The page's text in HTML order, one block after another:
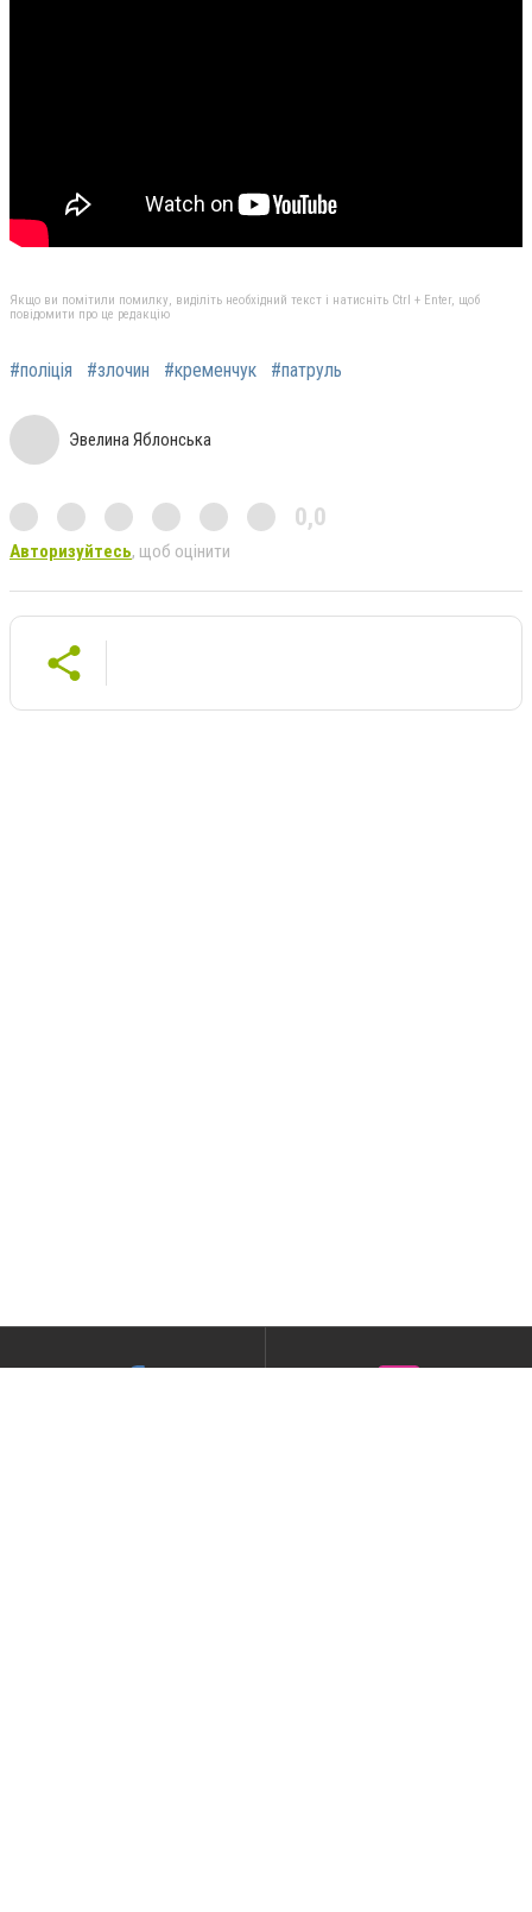
Якщо ви помітили помилку, виділіть необхідний текст і натисніть Ctrl + Enter, щоб
повідомити про це редакцію
#поліція #злочин #кременчук #патруль
Эвелина Яблонська
0,0
Авторизуйтесь, щоб оцінити